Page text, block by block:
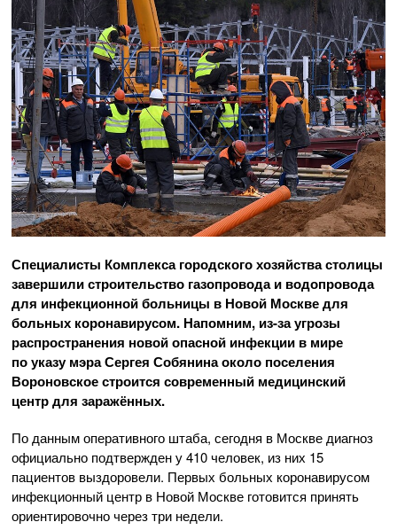
Специалисты Комплекса городского хозяйства столицы
завершили строительство газопровода и водопровода
для инфекционной больницы в Новой Москве для
больных коронавирусом. Напомним, из-заугрозы
распространения новой опасной инфекции в мире
по указу мэра Сергея Собянина около поселения
Вороновское строится современный медицинский
центр для заражённых.
По данным оперативного штаба, сегодня в Москве диагноз
официально подтвержден у 410 человек, из них 15
пациентов выздоровели. Первых больных коронавирусом
инфекционный центр в Новой Москве готовится принять
ориентировочно через три недели.